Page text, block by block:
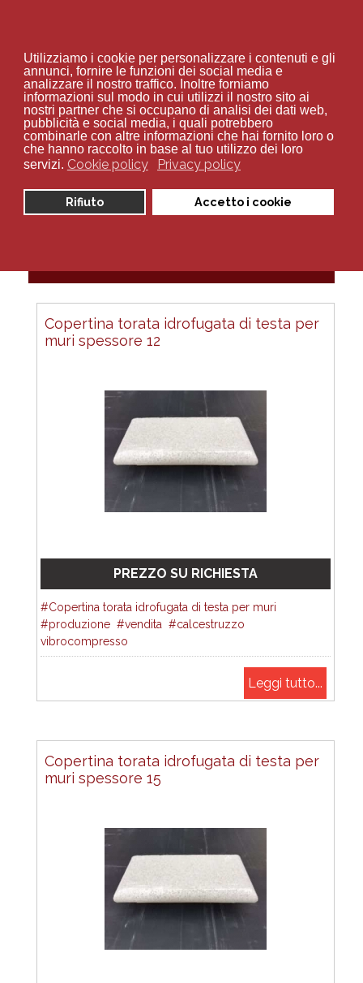
Utilizziamo i cookie per personalizzare i contenuti e gli
annunci, fornire le funzioni dei social media e
analizzare il nostro traffico. Inoltre forniamo
informazioni sul modo in cui utilizzi il nostro sito ai
nostri partner che si occupano di analisi dei dati web,
pubblicità e social media, i quali potrebbero
combinarle con altre informazioni che hai fornito loro o
che hanno raccolto in base al tuo utilizzo dei loro
servizi. Cookie policy Privacy policy
Rifiuto Accetto i cookie
Sei qui:Home Catalogo
Recinzione
Copertine torate di testa idrofugate per muri
Copertine torate di testa
Copertina torata idrofugata di testa per
muri spessore 12
PREZZO SU RICHIESTA
Copertina torata idrofugata di testa per muri
produzione
vendita
calcestruzzo
vibrocompresso
Leggi tutto...
Copertina torata idrofugata di testa per
muri spessore 15